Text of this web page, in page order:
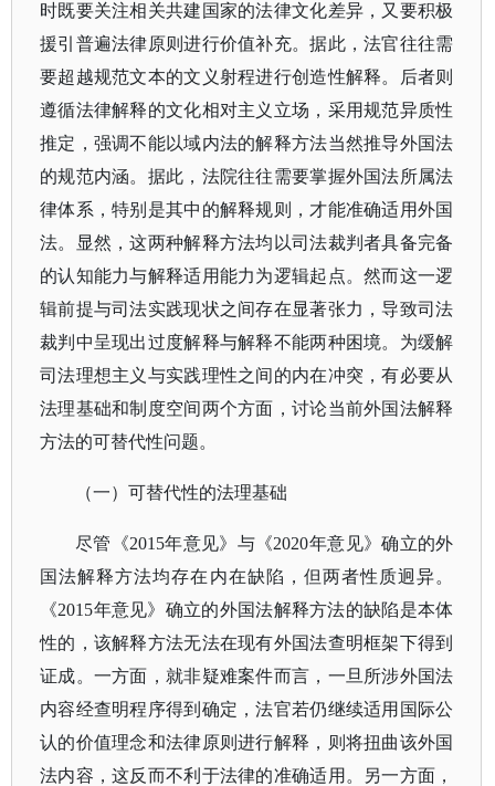
时既要关注相关共建国家的法律文化差异，又要积极
援引普遍法律原则进行价值补充。据此，法官往往需
要超越规范文本的文义射程进行创造性解释。后者则
遵循法律解释的文化相对主义立场，采用规范异质性
推定，强调不能以域内法的解释方法当然推导外国法
的规范内涵。据此，法院往往需要掌握外国法所属法
律体系，特别是其中的解释规则，才能准确适用外国
法。显然，这两种解释方法均以司法裁判者具备完备
的认知能力与解释适用能力为逻辑起点。然而这一逻
辑前提与司法实践现状之间存在显著张力，导致司法
裁判中呈现出过度解释与解释不能两种困境。为缓解
司法理想主义与实践理性之间的内在冲突，有必要从
法理基础和制度空间两个方面，讨论当前外国法解释
方法的可替代性问题。
（一） 可替代性的法理基础
尽管《2015年意见》与《2020年意见》确立的外
国法解释方法均存在内在缺陷，但两者性质迥异。
《2015年意见》确立的外国法解释方法的缺陷是本体
性的，该解释方法无法在现有外国法查明框架下得到
证成。一方面，就非疑难案件而言，一旦所涉外国法
内容经查明程序得到确定，法官若仍继续适用国际公
认的价值理念和法律原则进行解释，则将扭曲该外国
法内容，这反而不利于法律的准确适用。另一方面，